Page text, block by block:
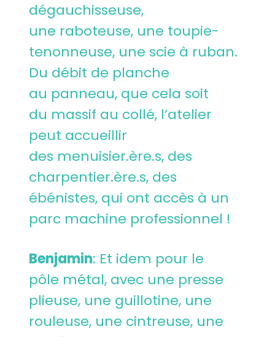
dégauchisseuse,
une raboteuse, une toupie-
tenonneuse, une scie à ruban.
Du débit de planche
au panneau, que cela soit
du massif au collé, l’atelier
peut accueillir
des menuisier.ère.s, des
charpentier.ère.s, des
ébénistes, qui ont accès à un
parc machine professionnel !
Benjamin: Et idem pour le
pôle métal, avec une presse
plieuse, une guillotine, une
rouleuse, une cintreuse, une